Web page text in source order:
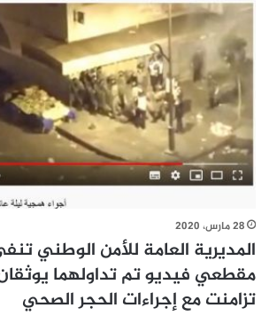
28 مارس، 2020
المديرية العامة للأمن الوطني
مقطعي فيديو تم تداولهما
تزامنت مع إجراءات الحجر الصحي